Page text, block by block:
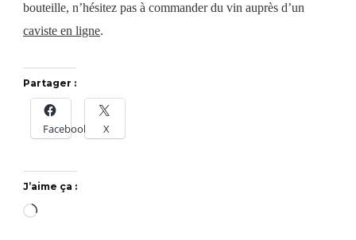
bouteille, n’hésitez pas à commander du vin auprès d’un
caviste en ligne.
Partager :
Facebook X
J’aime ça :
Chargement…